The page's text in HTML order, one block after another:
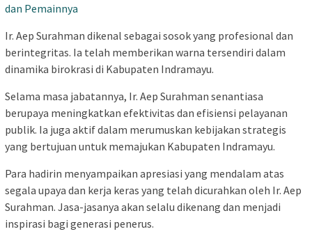
dan Pemainnya
Ir. Aep Surahman dikenal sebagai sosok yang profesional dan
berintegritas. Ia telah memberikan warna tersendiri dalam
dinamika birokrasi di Kabupaten Indramayu.
Selama masa jabatannya, Ir. Aep Surahman senantiasa
berupaya meningkatkan efektivitas dan efisiensi pelayanan
publik. Ia juga aktif dalam merumuskan kebijakan strategis
yang bertujuan untuk memajukan Kabupaten Indramayu.
Para hadirin menyampaikan apresiasi yang mendalam atas
segala upaya dan kerja keras yang telah dicurahkan oleh Ir. Aep
Surahman. Jasa-jasanya akan selalu dikenang dan menjadi
inspirasi bagi generasi penerus.